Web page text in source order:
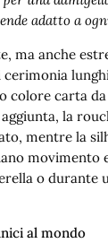
adatto a
ma anche
cerimonia
colore carta
la
mentre la
movimento
o durante
al mondo